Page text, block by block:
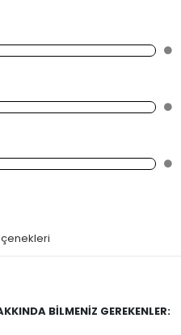
BİLMENİZ GEREKENLER: